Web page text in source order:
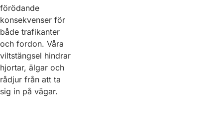
förödande
konsekvenser för
både trafikanter
och fordon. Våra
viltstängsel hindrar
hjortar, älgar och
rådjur från att ta
sig in på vägar.